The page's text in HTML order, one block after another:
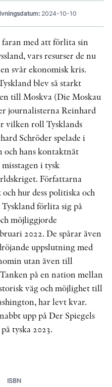
2024-10-10
med att förlita sin
vars resurser de nu
svår ekonomisk kris.
blev så starkt
till Moskva (Die Moskau
journalisterna Reinhard
vilken roll Tysklands
Schröder spelade i
och hans kontaktnät
i tysk
Författarna
hur dess politiska och
förlita sig på
möjliggjorde
2022. De spårar även
uppslutning med
utan även till
på en nation mellan
väg och möjlighet till
har levt kvar.
upp på Der Spiegels
tyska 2023.
ISBN